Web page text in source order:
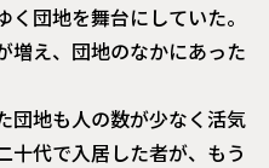
団地を舞台にしていた。
増え、団地のなかにあった
団地も人の数が少なく活気
十代で入居した者が、もう